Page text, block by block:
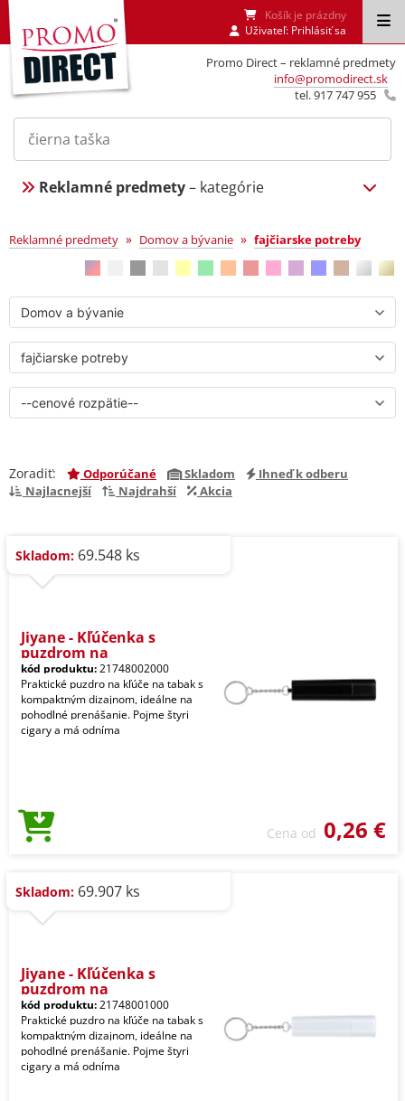
Promo Direct – reklamné predmety
info@promodirect.sk
tel. 917 747 955
Košík je prázdny
Uživateľ: Prihlásiť sa
Reklamné predmety– kategórie
fajčiarske potreby
Reklamné predmety » Domov a bývanie » fajčiarske potreby
Zoradiť: Odporúčané Skladom
Ihneď k odberu
Najlacnejší
Najdrahší Akcia
Skladom: 69.548 ks
Jiyane - Kľúčenka s
puzdrom na
kód produktu:21748002000
Praktické puzdro na kľúče na tabak s
kompaktným dizajnom, ideálne na
pohodlné prenášanie. Pojme štyri
cigary a má odníma
Cena od 0,26 €
Skladom: 69.907 ks
Jiyane - Kľúčenka s
puzdrom na
kód produktu:21748001000
Praktické puzdro na kľúče na tabak s
kompaktným dizajnom, ideálne na
pohodlné prenášanie. Pojme štyri
cigary a má odníma